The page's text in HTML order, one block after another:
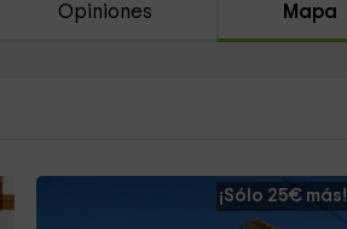
Opiniones Mapa
¡Sólo 25€ más!